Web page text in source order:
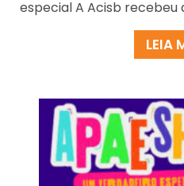
especial A Acisb recebeu
LEIA